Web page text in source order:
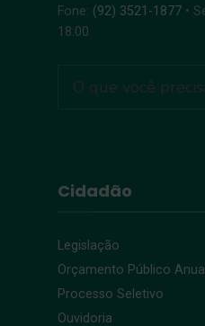
Fone: (92) 3521-1877 •
18:00
Cidadão
Legislação
Orçamento Público Anual
Processo Seletivo
Ouvidoria